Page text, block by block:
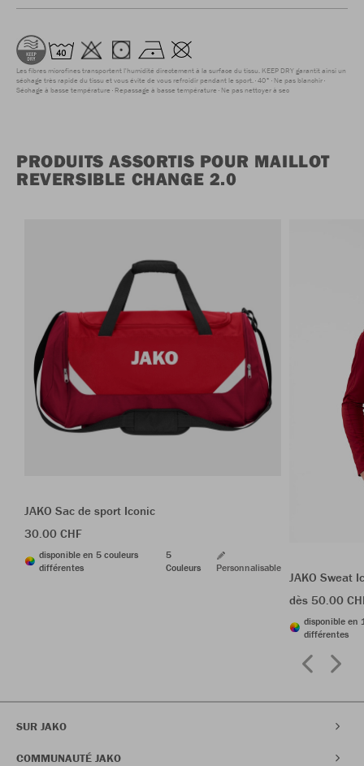
Les fibres microfines transportent l'humidité directement à la surface du tissu. KEEP DRY garantit ainsi un
séchage très rapide du tissu et vous évite de vous refroidir pendant le sport. 40° Ne pas blanchir
Séchage à basse température Repassage à basse température Ne pas nettoyer à sec
PRODUITS ASSORTIS POUR MAILLOT
REVERSIBLE CHANGE 2.0
JAKO Sac de sport Iconic
30.00 CHF
disponible en 5 couleurs
différentes
5
Couleurs
Personnalisable
JAKO Sweat
dès 50.00
disponible en
différentes
SUR JAKO
COMMUNAUTÉ JAKO